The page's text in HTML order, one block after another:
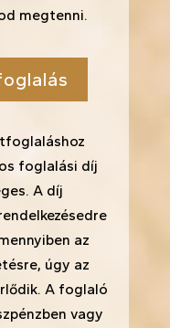
megtenni.
foglalási díj
A díj
az
úgy az
A foglaló
vagy